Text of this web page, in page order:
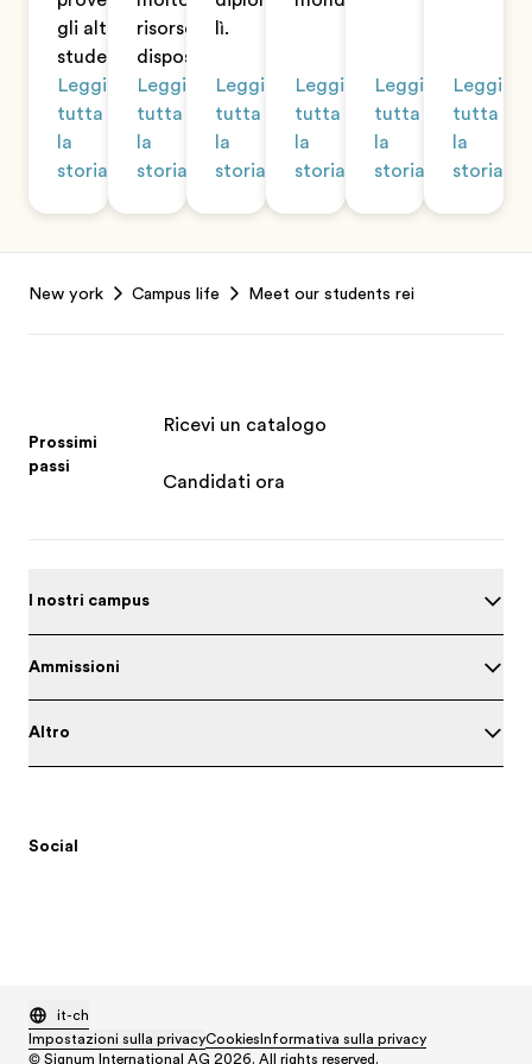
gli altri
studenti.
Leggi
tutta
la
storia
risorse a sua
disposizione.
Leggi
tutta
la
storia
lì.
Leggi
tutta
la
storia
Leggi
tutta
la
storia
Leggi
tutta
la
storia
Leggi
tutta
la
storia
New york Campus life Meet our students rei
Prossimi
passi
Ricevi un catalogo
Candidati ora
I nostri campus
Ammissioni
Altro
Social
it-ch
Impostazioni sulla privacyCookies Informativa sulla privacy
© Signum International AG 2026. All rights reserved.